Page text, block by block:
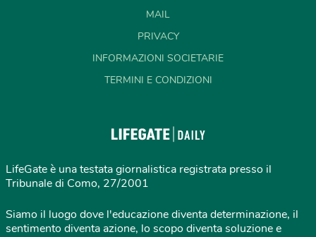
MAIL
PRIVACY
INFORMAZIONI SOCIETARIE
TERMINI E CONDIZIONI
LifeGate è una testata giornalistica registrata presso il
Tribunale di Como, 27/2001
Siamo il luogo dove l'educazione diventa determinazione, il
sentimento diventa azione, lo scopo diventa soluzione e